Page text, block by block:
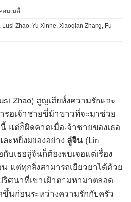
อมเมดี้
Lusi Zhao, Yu Xinhe, Xiaoqian Zhang, Fu
Zhao) สูญเสียทั้งความรักและ
รอเจ้าชายขี่ม้าขาวที่จะมาช่วย
แต่ก็ผิดคาดเมื่อเจ้าชายของเธอ
ะหยิ่งผยองอย่าง ลู่จิน (Lin
กับเธอลู่จินก็ต้องพบเจอแต่เรื่อง
แต่ทุกสิ่งสามารถเยียวยาได้ด้วย
ศนาที่เขาเฝ้าตามหามาตลอด
ขึ้นก่อนระหว่างความรักกับครัว